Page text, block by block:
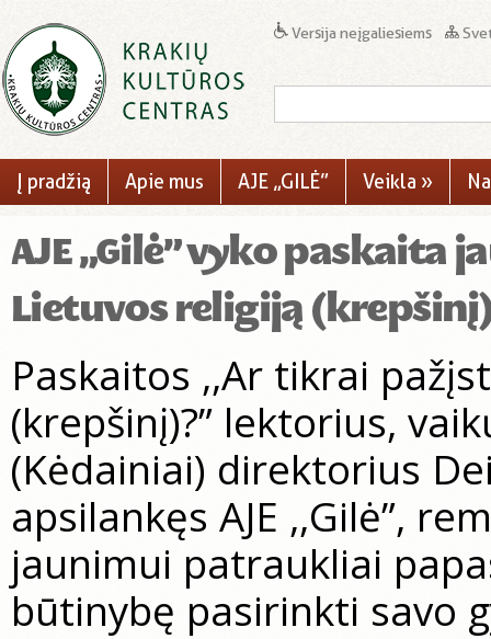
Versija neįgaliesiems
Į pradžią Apie mus AJE „GILĖ” Veikla »
AJE „Gilė” vyko
Lietuvos religiją
Paskaitos ,,Ar tikrai
(krepšinį)?” lektorius,
(Kėdainiai) direktorius
apsilankęs AJE ,,Gilė”,
jaunimui patraukliai
būtinybę pasirinkti savo